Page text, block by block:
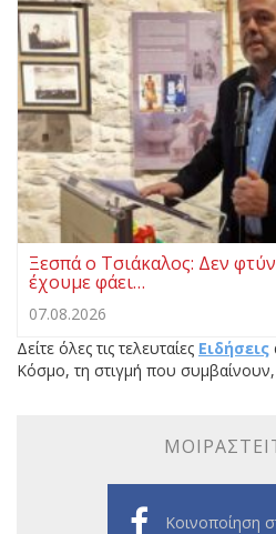
Ξεσπά ο Τσιάκαλος: Δεν
έχουμε φάει…
07.08.2026
Δείτε όλες τις τελευταίες Ειδήσεις
Κόσμο, τη στιγμή που
Κοινοποίηση